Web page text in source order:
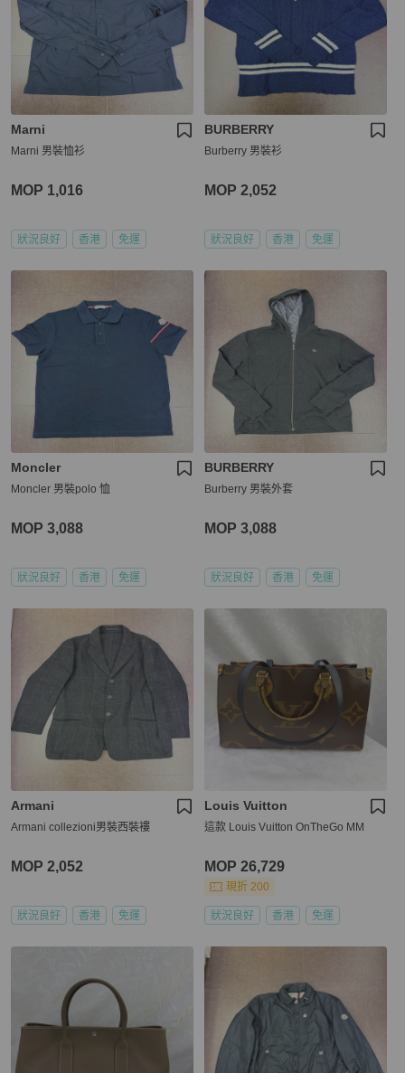
Marni
Marni 男裝恤衫
MOP 1,016
狀況良好 香港 免運
BURBERRY
Burberry 男裝衫
MOP 2,052
狀況良好 香港 免運
Moncler
Moncler 男裝polo 恤
MOP 3,088
狀況良好 香港 免運
BURBERRY
Burberry 男裝外套
MOP 3,088
狀況良好 香港 免運
Armani
Armani collezioni男裝西裝褸
MOP 2,052
狀況良好 香港 免運
Louis Vuitton
這款 Louis Vuitton OnTheGo MM
MOP 26,729
現折 200
狀況良好 香港 免運